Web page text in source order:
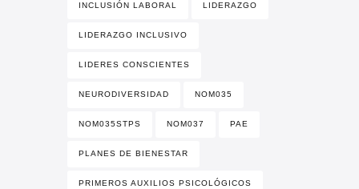
INCLUSIÓN LABORAL LIDERAZGO
LIDERAZGO INCLUSIVO
LIDERES CONSCIENTES
NEURODIVERSIDAD NOM035
NOM035STPS NOM037 PAE
PLANES DE BIENESTAR
PRIMEROS AUXILIOS PSICOLÓGICOS